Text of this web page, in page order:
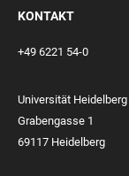
KONTAKT
+49 6221 54-0
Universität Heidelberg
Grabengasse 1
69117 Heidelberg